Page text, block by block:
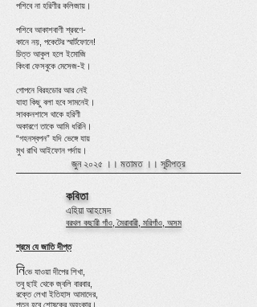
পশিবে না হরিণীর কলিজায়।
পশিবে আকাশবাণী শ্রবণে-
কানে নয়, পকেটের স্মার্টফোনে!
চিত্ত আকুল হলে ইমোজি
কিংবা ফেসবুকে মেসেজ-ই।
গোপনে বিরহডোর আর নেই
যাহা কিছু বলা হবে সামনেই।
সাবকনশাসে থাকে হরিণী
অকারণে তাকে আমি ধরিনি।
“গহনস্বপন” যদি ভেঙ্গে যায়
মুখ রাখি আইফোন পর্দায়।
জুন ২০২৫ ।। মতামত ।। সূচীপত্র
কবিতা
এহিয়া আহমেদ
বরথল কছারী গাঁও, মৈরাবারী, মরিগাঁও, অসম
শ্রমে যে জাতি দীপ্ত
নিভে যাওয়া দীপের শিখা,
তবু ছাই থেকে জ্বলি বারবার,
রক্তে লেখা ইতিহাস আমাদের,
পতন হবে শোষকের অহংকার।